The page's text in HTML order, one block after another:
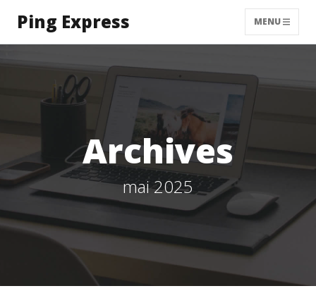
Ping Express MENU
Archives
mai 2025